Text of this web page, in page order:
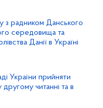
з радником Данського
середовища та
Данії в Україні
України прийняти
другому читанні та в